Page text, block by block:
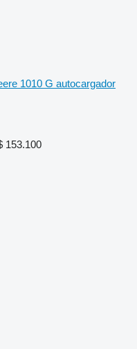
1010 G autocargador
153.100